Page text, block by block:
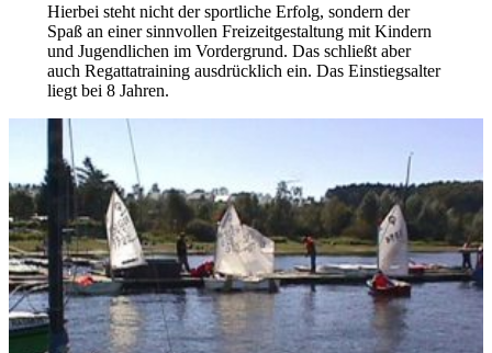
Hierbei steht nicht der sportliche Erfolg, sondern der
Spaß an einer sinnvollen Freizeitgestaltung mit Kindern
und Jugendlichen im Vordergrund. Das schließt aber
auch Regattatraining ausdrücklich ein. Das Einstiegsalter
liegt bei 8 Jahren.